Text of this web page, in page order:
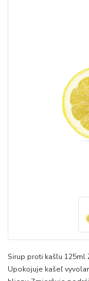
Sirup proti kašľu 125ml
Upokojuje kašeľ